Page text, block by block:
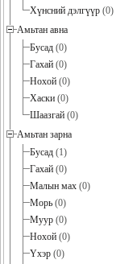
Хүнсний дэлгүүр (0)
Амьтан авна
Бусад (0)
Гахай (0)
Нохой (0)
Хаски (0)
Шаазгай (0)
Амьтан зарна
Бусад (1)
Гахай (0)
Малын мах (0)
Морь (0)
Муур (0)
Нохой (0)
Үхэр (0)